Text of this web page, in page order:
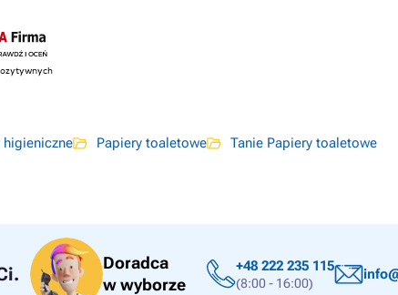
higieniczne Papiery toaletowe
Tanie Papiery toaletowe
Doradca
w wyborze
+48 222 235 115
(8:00 - 16:00)